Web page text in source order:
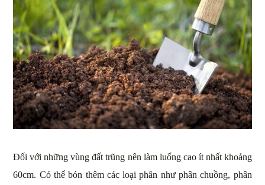
Đối với những vùng đất trũng nên làm luống cao ít nhất khoảng
60cm. Có thể bón thêm các loại phân như phân chuồng, phân